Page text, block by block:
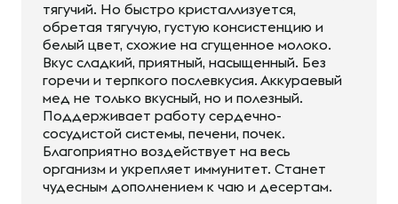
тягучий. Но быстро кристаллизуется,
обретая тягучую, густую консистенцию и
белый цвет, схожие на сгущенное молоко.
Вкус сладкий, приятный, насыщенный. Без
горечи и терпкого послевкусия. Аккураевый
мед не только вкусный, но и полезный.
Поддерживает работу сердечно-
сосудистой системы, печени, почек.
Благоприятно воздействует на весь
организм и укрепляет иммунитет. Станет
чудесным дополнением к чаю и десертам.